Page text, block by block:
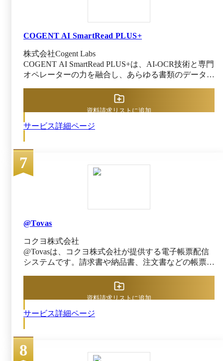
COGENT AI SmartRead PLUS+
株式会社Cogent Labs
COGENT AI SmartRead PLUS+は、AI-OCR技術と専門
オペレーターの力を融合し、あらゆる書類のデータ化
や請求書、納品書、証明書、報告書など、形式を問わ
ず幅広い紙帳票や手書き書類を扱い、書類の引き取り
オペレーターによる内容確認・補正まで一貫して対応
けるだけ」で完了する設計が特長です。 COGENT AI
SmartRead PLUS+は、ＮＸワンビシアーカイブズとの
提携による金融機関レベルの堅牢なセキュリティ環境
で運用されており、機密性の高いデータも安心して預
よって、社員が本来の業務へ集中できる環境を実現し
ます。 企業のDX推進を力強く後押しし、人手不足の
ートします。
サービス詳細ページ
資料請求リストに追加
7
@Tovas
コクヨ株式会社
@Tovasは、コクヨ株式会社が提供する電子帳票配信
システムです。請求書や納品書、注文書などの帳票を
手段で配信可能です。経理や営業、購買など、部門ご
とに異なる多様な帳票フォーマットにも柔軟に対応し
生していた紙の郵送やFAX送信作業を効率化し、手作
既存の基幹システムともAPI連携が可能で、帳票送付
における誤送信や封入ミスのリスクを低減できるのも
メリットです。@Tovasには、アーカイブ機能などを
サービス詳細ページ
資料請求リストに追加
8